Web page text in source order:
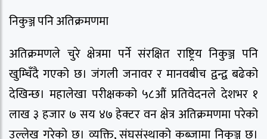
निकुञ्ज पनि अतिक्रमणमा
अतिक्रमणले चुरे क्षेत्रमा पर्ने संरक्षित राष्ट्रिय निकुञ्ज पनि
खुम्चिँदै गएको छ। जंगली जनावर र मानवबीच द्वन्द्व बढेको
देखिन्छ। महालेखा परीक्षकको ५८औं प्रतिवेदनले देशभर १
लाख ३ हजार ७ सय ४७ हेक्टर वन क्षेत्र अतिक्रमणमा परेको
उल्लेख गरेको छ। व्यक्ति, संघसंस्थाको कब्जामा निकुञ्ज छ।